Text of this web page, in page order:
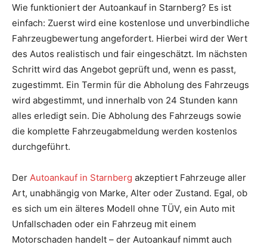
Wie funktioniert der Autoankauf in Starnberg? Es ist
einfach: Zuerst wird eine kostenlose und unverbindliche
Fahrzeugbewertung angefordert. Hierbei wird der Wert
des Autos realistisch und fair eingeschätzt. Im nächsten
Schritt wird das Angebot geprüft und, wenn es passt,
zugestimmt. Ein Termin für die Abholung des Fahrzeugs
wird abgestimmt, und innerhalb von 24 Stunden kann
alles erledigt sein. Die Abholung des Fahrzeugs sowie
die komplette Fahrzeugabmeldung werden kostenlos
durchgeführt.
Der Autoankauf in Starnberg akzeptiert Fahrzeuge aller
Art, unabhängig von Marke, Alter oder Zustand. Egal, ob
es sich um ein älteres Modell ohne TÜV, ein Auto mit
Unfallschaden oder ein Fahrzeug mit einem
Motorschaden handelt – der Autoankauf nimmt auch